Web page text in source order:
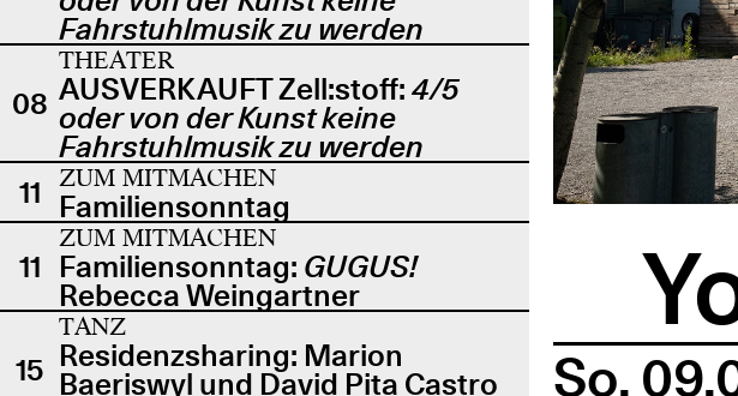
Fahrstuhlmusik zu werden
08
THEATER
AUSVERKAUFT Zell:stoff: 4/5
oder von der Kunst keine
Fahrstuhlmusik zu werden
11
ZUM MITMACHEN
Familiensonntag
11
ZUM MITMACHEN
Familiensonntag: GUGUS!
Rebecca Weingartner
15
TANZ
Residenzsharing: Marion
Baeriswyl und David Pita Castro
So.